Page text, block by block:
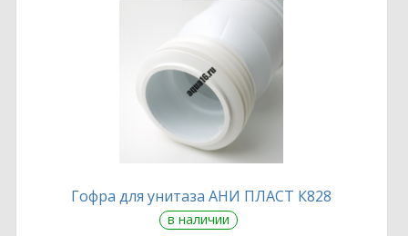
Гофра для унитаза АНИ ПЛАСТ К828
в наличии